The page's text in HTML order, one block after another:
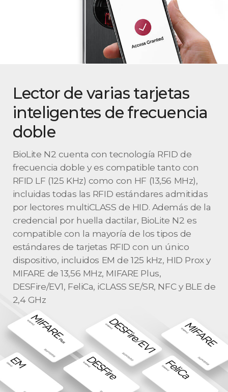
Lector de varias tarjetas
inteligentes de frecuencia
doble
BioLite N2 cuenta con tecnología RFID de
frecuencia doble y es compatible tanto con
RFID LF (125 KHz) como con HF (13,56 MHz),
incluidas todas las RFID estándares admitidas
por lectores multiCLASS de HID. Además de la
credencial por huella dactilar, BioLite N2 es
compatible con la mayoría de los tipos de
estándares de tarjetas RFID con un único
dispositivo, incluidos EM de 125 kHz, HID Prox y
MIFARE de 13,56 MHz, MIFARE Plus,
DESFire/EV1, FeliCa, iCLASS SE/SR, NFC y BLE de
2,4 GHz